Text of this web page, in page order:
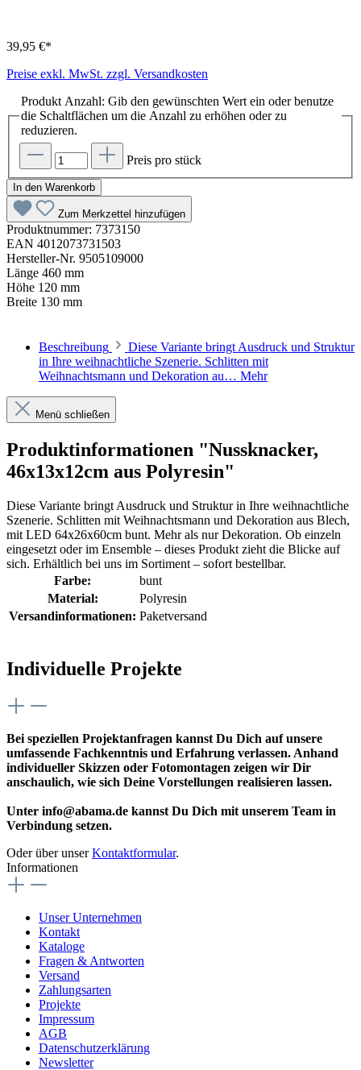
39,95 €*
Preise exkl. MwSt. zzgl. Versandkosten
Produkt Anzahl: Gib den gewünschten Wert ein oder benutze
die Schaltflächen um die Anzahl zu erhöhen oder zu
reduzieren.
Preis pro stück
In den Warenkorb
Zum Merkzettel hinzufügen
Produktnummer: 7373150
EAN 4012073731503
Hersteller-Nr. 9505109000
Länge 460 mm
Höhe 120 mm
Breite 130 mm
Beschreibung
Diese Variante bringt Ausdruck und Struktur
in Ihre weihnachtliche Szenerie. Schlitten mit
Weihnachtsmann und Dekoration au… Mehr
Menü schließen
Produktinformationen "Nussknacker,
46x13x12cm aus Polyresin"
Diese Variante bringt Ausdruck und Struktur in Ihre weihnachtliche
Szenerie. Schlitten mit Weihnachtsmann und Dekoration aus Blech,
mit LED 64x26x60cm bunt. Mehr als nur Dekoration. Ob einzeln
eingesetzt oder im Ensemble – dieses Produkt zieht die Blicke auf
sich. Erhältlich bei uns im Sortiment – sofort bestellbar.
Farbe:
bunt
Material:
Polyresin
Versandinformationen: Paketversand
Individuelle Projekte
Bei speziellen Projektanfragen kannst Du Dich auf unsere
umfassende Fachkenntnis und Erfahrung verlassen. Anhand
individueller Skizzen oder Fotomontagen zeigen wir Dir
anschaulich, wie sich Deine Vorstellungen realisieren lassen.
Unter info@abama.de kannst Du Dich mit unserem Team in
Verbindung setzen.
Oder über unserKontaktformular.
Informationen
Unser Unternehmen
Kontakt
Kataloge
Fragen & Antworten
Versand
Zahlungsarten
Projekte
Impressum
AGB
Datenschutzerklärung
Newsletter